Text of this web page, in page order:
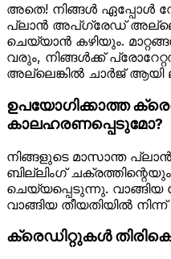
അതെ! നിങ്ങൾ ഏപ്പോൾ
പ്ലാൻ അപ്‌ഗ്രേഡ്
ചെയ്യാൻ കഴിയും.
വരും, നിങ്ങൾക്ക്
അല്ലെങ്കിൽ ചാർജ് ആയി
ഉപയോഗിക്കാത്ത
കാലഹരണപ്പെടുമോ?
നിങ്ങളുടെ മാസാന്ത
ബില്ലിംഗ്
ചെയ്യപ്പെടുന്നു.
വാങ്ങിയ തീയതിയിൽ
ക്രെഡിറ്റുകൾ